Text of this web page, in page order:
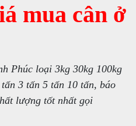
mua cân ở
Phúc loại 3kg 30kg 100kg
3 tấn 5 tấn 10 tấn, báo
lượng tốt nhất gọi